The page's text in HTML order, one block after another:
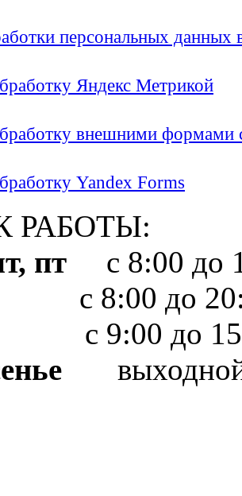
персональных
Яндекс Метрикой
внешними формами
Yandex Forms
РАБОТЫ:
пт с 8:00 до
8:00 до
с 9:00 до